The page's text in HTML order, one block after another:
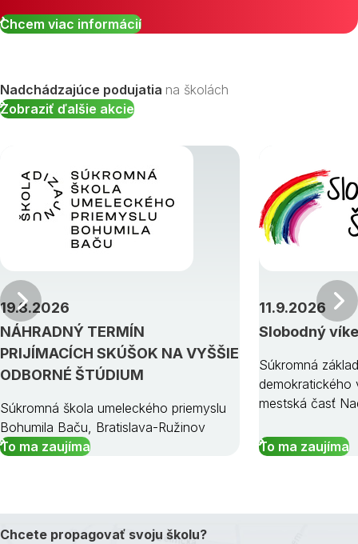
Chcem viac informácií
Nadchádzajúce podujatia na školách
Zobraziť ďalšie akcie
NÁHRADNÝ TERMÍN
PRIJÍMACÍCH SKÚŠOK NA VYŠŠIE
ODBORNÉ ŠTÚDIUM
19.8.2026
Súkromná škola umeleckého priemyslu
Bohumila Baču, Bratislava-Ružinov
To ma zaujíma
Slobodný
11.9.2026
Súkromná
demokratického
mestská časť
To ma zaujíma
Predchádzajúci
Chcete propagovať svoju školu?